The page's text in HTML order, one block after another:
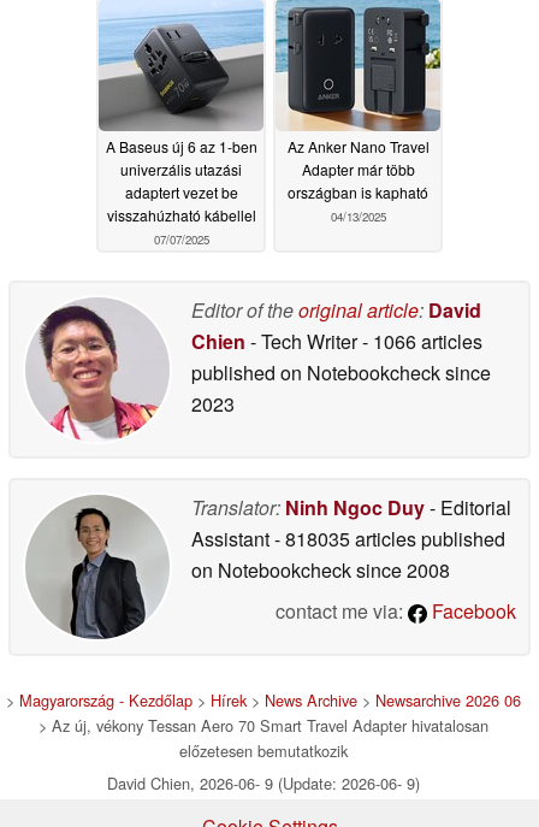
A Baseus új 6 az 1-ben
univerzális utazási
adaptert vezet be
visszahúzható kábellel
07/07/2025
Az Anker Nano Travel
Adapter már több
országban is kapható
04/13/2025
Editor of theoriginal article: David
Chien - Tech Writer- 1066 articles
published on Notebookchecksince
2023
Translator: Ninh Ngoc Duy- Editorial
Assistant- 818035 articles published
on Notebookchecksince 2008
contact me via:
Facebook
> Magyarország - Kezdőlap > Hírek> News Archive > Newsarchive 2026 06
> Az új, vékony Tessan Aero 70 Smart Travel Adapter hivatalosan
előzetesen bemutatkozik
David Chien, 2026-06- 9 (Update: 2026-06- 9)